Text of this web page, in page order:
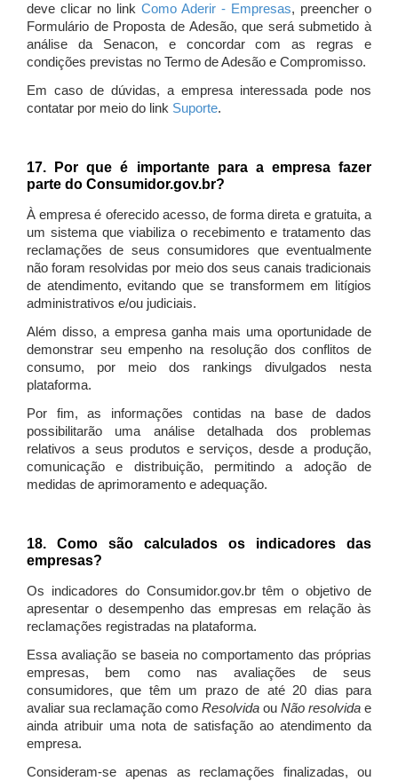
deve clicar no link Como Aderir - Empresas, preencher o
Formulário de Proposta de Adesão, que será submetido à
análise da Senacon, e concordar com as regras e
condições previstas no Termo de Adesão e Compromisso.
Em caso de dúvidas, a empresa interessada pode nos
contatar por meio do link Suporte.
17. Por que é importante para a empresa fazer
parte do Consumidor.gov.br?
À empresa é oferecido acesso, de forma direta e gratuita, a
um sistema que viabiliza o recebimento e tratamento das
reclamações de seus consumidores que eventualmente
não foram resolvidas por meio dos seus canais tradicionais
de atendimento, evitando que se transformem em litígios
administrativos e/ou judiciais.
Além disso, a empresa ganha mais uma oportunidade de
demonstrar seu empenho na resolução dos conflitos de
consumo, por meio dos rankings divulgados nesta
plataforma.
Por fim, as informações contidas na base de dados
possibilitarão uma análise detalhada dos problemas
relativos a seus produtos e serviços, desde a produção,
comunicação e distribuição, permitindo a adoção de
medidas de aprimoramento e adequação.
18. Como são calculados os indicadores das
empresas?
Os indicadores do Consumidor.gov.br têm o objetivo de
apresentar o desempenho das empresas em relação às
reclamações registradas na plataforma.
Essa avaliação se baseia no comportamento das próprias
empresas, bem como nas avaliações de seus
consumidores, que têm um prazo de até 20 dias para
avaliar sua reclamação como Resolvida ou Não resolvida e
ainda atribuir uma nota de satisfação ao atendimento da
empresa.
Consideram-se apenas as reclamações finalizadas, ou